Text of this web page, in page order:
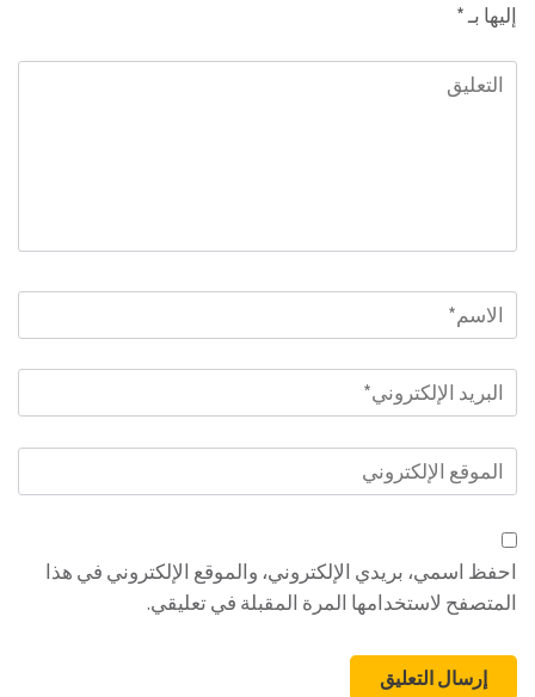
إليها بـ*
التعليق
الاسم
البريد
الإلكتروني*
الموقع
الإلكتروني
احفظ اسمي، بريدي الإلكتروني، والموقع الإلكتروني في هذا
المتصفح لاستخدامها المرة المقبلة في تعليقي.